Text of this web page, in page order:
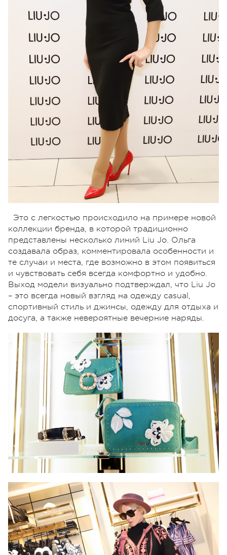
Это с легкостью происходило на примере новой
коллекции бренда, в которой традиционно
представлены несколько линий Liu Jo. Ольга
создавала образ, комментировала особенности и
те случаи и места, где возможно в этом появиться
и чувствовать себя всегда комфортно и удобно.
Выход модели визуально подтверждал, что Liu Jo
– это всегда новый взгляд на одежду casual,
спортивный стиль и джинсы, одежду для отдыха и
досуга, а также невероятные вечерние наряды.